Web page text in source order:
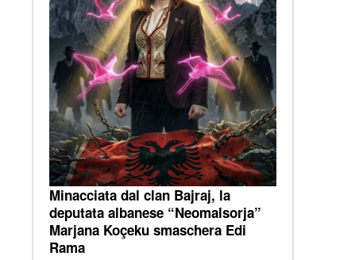
Minacciata dal clan Bajraj, la
deputata albanese “Neomalsorja”
Marjana Koçeku smaschera Edi
Rama